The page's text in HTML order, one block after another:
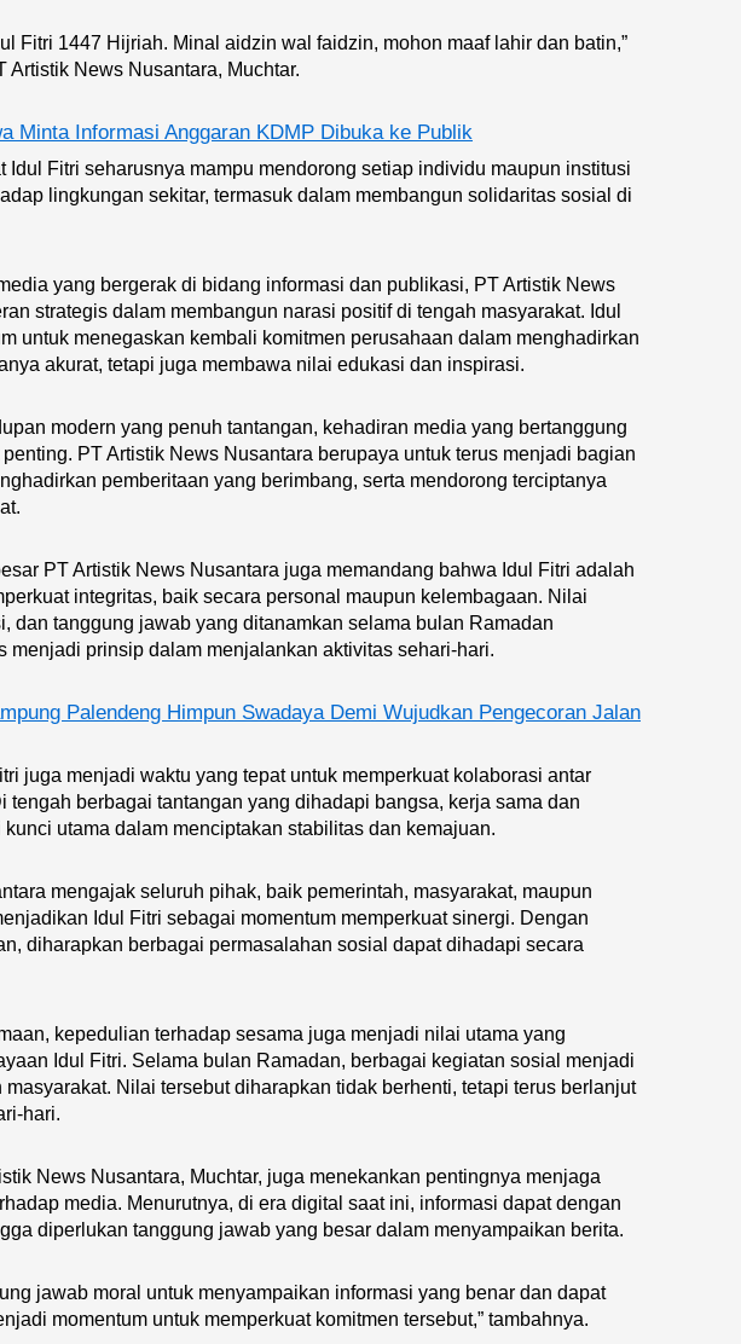
Fitri 1447 Hijriah. Minal aidzin wal faidzin, mohon maaf lahir dan batin,”
Artistik News Nusantara, Muchtar.
Minta Informasi Anggaran KDMP Dibuka ke Publik
Idul Fitri seharusnya mampu mendorong setiap individu maupun institusi
lingkungan sekitar, termasuk dalam membangun solidaritas sosial di
yang bergerak di bidang informasi dan publikasi, PT Artistik News
strategis dalam membangun narasi positif di tengah masyarakat. Idul
untuk menegaskan kembali komitmen perusahaan dalam menghadirkan
akurat, tetapi juga membawa nilai edukasi dan inspirasi.
modern yang penuh tantangan, kehadiran media yang bertanggung
PT Artistik News Nusantara berupaya untuk terus menjadi bagian
pemberitaan yang berimbang, serta mendorong terciptanya
PT Artistik News Nusantara juga memandang bahwa Idul Fitri adalah
integritas, baik secara personal maupun kelembagaan. Nilai
dan tanggung jawab yang ditanamkan selama bulan Ramadan
menjadi prinsip dalam menjalankan aktivitas sehari-hari.
Palendeng Himpun Swadaya Demi Wujudkan Pengecoran Jalan
juga menjadi waktu yang tepat untuk memperkuat kolaborasi antar
tengah berbagai tantangan yang dihadapi bangsa, kerja sama dan
utama dalam menciptakan stabilitas dan kemajuan.
mengajak seluruh pihak, baik pemerintah, masyarakat, maupun
Idul Fitri sebagai momentum memperkuat sinergi. Dengan
diharapkan berbagai permasalahan sosial dapat dihadapi secara
kepedulian terhadap sesama juga menjadi nilai utama yang
Idul Fitri. Selama bulan Ramadan, berbagai kegiatan sosial menjadi
Nilai tersebut diharapkan tidak berhenti, tetapi terus berlanjut
hari.
News Nusantara, Muchtar, juga menekankan pentingnya menjaga
media. Menurutnya, di era digital saat ini, informasi dapat dengan
diperlukan tanggung jawab yang besar dalam menyampaikan berita.
jawab moral untuk menyampaikan informasi yang benar dan dapat
momentum untuk memperkuat komitmen tersebut,” tambahnya.